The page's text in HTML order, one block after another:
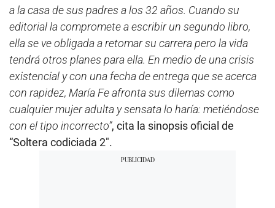
a la casa de sus padres a los 32 años. Cuando su
editorial la compromete a escribir un segundo libro,
ella se ve obligada a retomar su carrera pero la vida
tendrá otros planes para ella. En medio de una crisis
existencial y con una fecha de entrega que se acerca
con rapidez, María Fe afronta sus dilemas como
cualquier mujer adulta y sensata lo haría: metiéndose
con el tipo incorrecto”, cita la sinopsis oficial de
“Soltera codiciada 2″.